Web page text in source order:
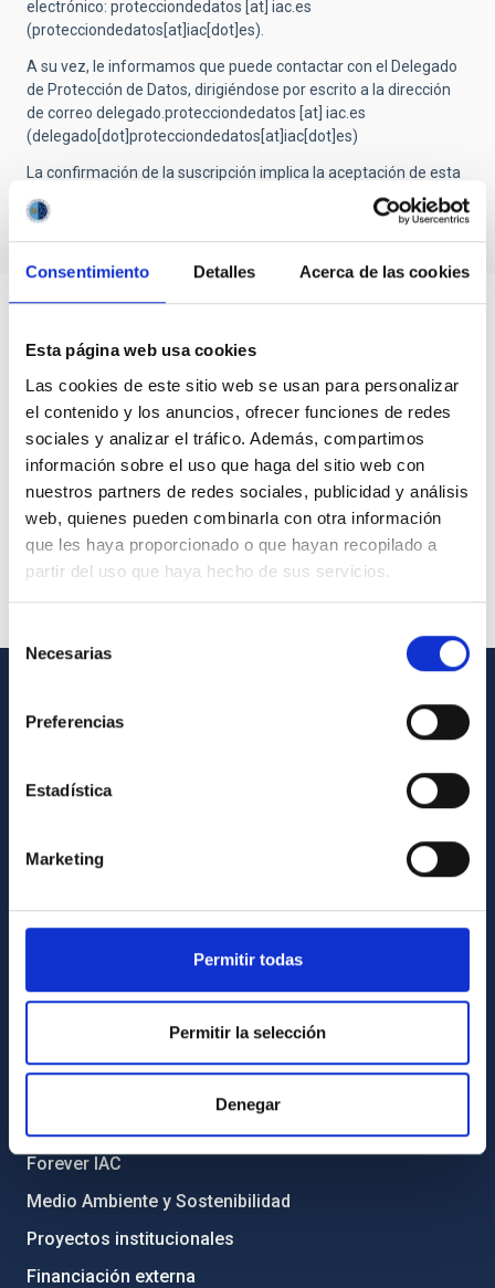
Consentimiento Detalles Acerca de las cookies
Esta página web usa cookies
Las cookies de este sitio web se usan para personalizar
el contenido y los anuncios, ofrecer funciones de redes
sociales y analizar el tráfico. Además, compartimos
información sobre el uso que haga del sitio web con
nuestros partners de redes sociales, publicidad y análisis
web, quienes pueden combinarla con otra información
que les haya proporcionado o que hayan recopilado a
partir del uso que haya hecho de sus servicios.
Necesarias
Preferencias
Estadística
Marketing
Permitir todas
Permitir la selección
Denegar
electrónico: protecciondedatos [at] iac.es
(protecciondedatos[at]iac[dot]es)
A su vez, le informamos que puede contactar con el Delegado
de Protección de Datos, dirigiéndose por escrito a la dirección
de correo delegado.protecciondedatos [at] iac.es
(delegado[dot]protecciondedatos[at]iac[dot]es)
La confirmación de la suscripción implica la aceptación de esta
cláusula.
INFORMACIÓN GENERAL
Cómo llegar al IAC
Biblioteca
Registro general
INFORMACIÓN INSTITUCIONAL
Forever IAC
Medio Ambiente y Sostenibilidad
Proyectos institucionales
Financiación externa